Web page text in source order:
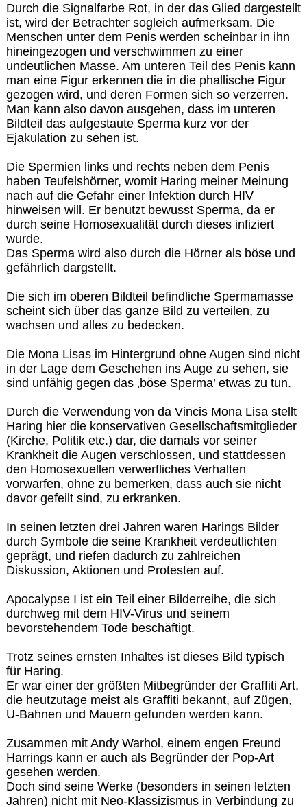
Durch die Signalfarbe Rot, in der das Glied dargestellt
ist, wird der Betrachter sogleich aufmerksam. Die
Menschen unter dem Penis werden scheinbar in ihn
hineingezogen und verschwimmen zu einer
undeutlichen Masse. Am unteren Teil des Penis kann
man eine Figur erkennen die in die phallische Figur
gezogen wird, und deren Formen sich so verzerren.
Man kann also davon ausgehen, dass im unteren
Bildteil das aufgestaute Sperma kurz vor der
Ejakulation zu sehen ist.
Die Spermien links und rechts neben dem Penis
haben Teufelshörner, womit Haring meiner Meinung
nach auf die Gefahr einer Infektion durch HIV
hinweisen will. Er benutzt bewusst Sperma, da er
durch seine Homosexualität durch dieses infiziert
wurde.
Das Sperma wird also durch die Hörner als böse und
gefährlich dargstellt.
Die sich im oberen Bildteil befindliche Spermamasse
scheint sich über das ganze Bild zu verteilen, zu
wachsen und alles zu bedecken.
Die Mona Lisas im Hintergrund ohne Augen sind nicht
in der Lage dem Geschehen ins Auge zu sehen, sie
sind unfähig gegen das ‚böse Sperma’ etwas zu tun.
Durch die Verwendung von da Vincis Mona Lisa stellt
Haring hier die konservativen Gesellschaftsmitglieder
(Kirche, Politik etc.) dar, die damals vor seiner
Krankheit die Augen verschlossen, und stattdessen
den Homosexuellen verwerfliches Verhalten
vorwarfen, ohne zu bemerken, dass auch sie nicht
davor gefeilt sind, zu erkranken.
In seinen letzten drei Jahren waren Harings Bilder
durch Symbole die seine Krankheit verdeutlichten
geprägt, und riefen dadurch zu zahlreichen
Diskussion, Aktionen und Protesten auf.
Apocalypse I ist ein Teil einer Bilderreihe, die sich
durchweg mit dem HIV-Virus und seinem
bevorstehendem Tode beschäftigt.
Trotz seines ernsten Inhaltes ist dieses Bild typisch
für Haring.
Er war einer der größten Mitbegründer der Graffiti Art,
die heutzutage meist als Graffiti bekannt, auf Zügen,
U-Bahnen und Mauern gefunden werden kann.
Zusammen mit Andy Warhol, einem engen Freund
Harrings kann er auch als Begründer der Pop-Art
gesehen werden.
Doch sind seine Werke (besonders in seinen letzten
Jahren) nicht mit Neo-Klassizismus in Verbindung zu